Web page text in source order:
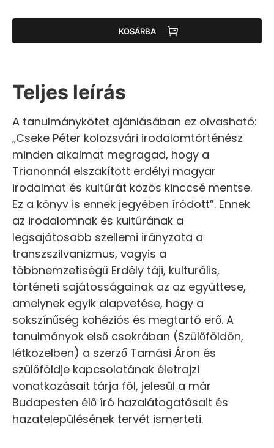
KOSÁRBA
Teljes leírás
A tanulmánykötet ajánlásában ez olvasható:
„Cseke Péter kolozsvári irodalomtörténész
minden alkalmat megragad, hogy a
Trianonnál elszakított erdélyi magyar
irodalmat és kultúrát közös kinccsé mentse.
Ez a könyv is ennek jegyében íródott”. Ennek
az irodalomnak és kultúrának a
legsajátosabb szellemi irányzata a
transzszilvanizmus, vagyis a
többnemzetiségű Erdély táji, kulturális,
történeti sajátosságainak az az együttese,
amelynek egyik alapvetése, hogy a
sokszínűség kohéziós és megtartó erő. A
tanulmányok első csokrában (Szülőföldön,
létközelben) a szerző Tamási Áron és
szülőföldje kapcsolatának életrajzi
vonatkozásait tárja föl, jelesül a már
Budapesten élő író hazalátogatásait és
hazatelepülésének tervét ismerteti.